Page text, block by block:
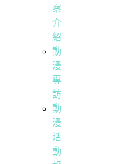
察
介
紹
動
漫
專
訪
動
漫
活
動